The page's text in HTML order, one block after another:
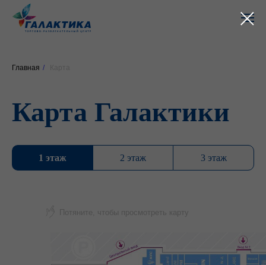
Главная /
Карта Галактики
1 этаж 2 этаж 3 этаж
Потяните, чтобы просмотреть карту